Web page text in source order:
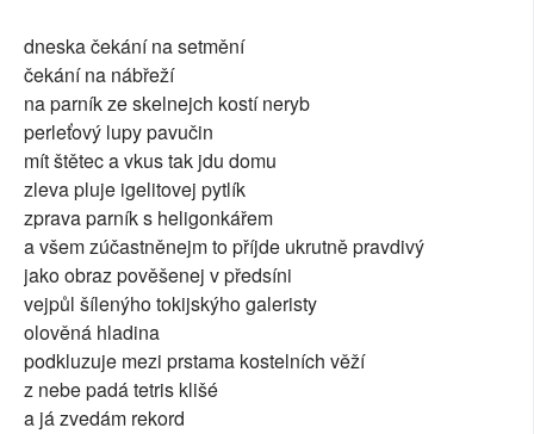
RUBRIKY
PLNÁ VERZE STRÁNEK
dneska čekání na setmění
čekání na nábřeží
na parník ze skelnejch kostí neryb
perleťový lupy pavučin
mít štětec a vkus tak jdu domu
zleva pluje igelitovej pytlík
zprava parník s heligonkářem
a všem zúčastněnejm to příjde ukrutně pravdivý
jako obraz pověšenej v předsíni
vejpůl šílenýho tokijskýho galeristy
olověná hladina
podkluzuje mezi prstama kostelních věží
z nebe padá tetris klišé
a já zvedám rekord